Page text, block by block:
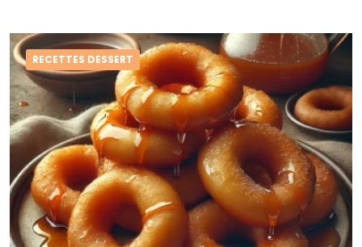
RECETTES DESSERT